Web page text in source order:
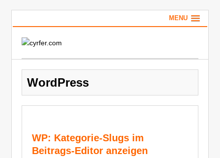
MENU
WordPress
WP: Kategorie-Slugs im
Beitrags-Editor anzeigen